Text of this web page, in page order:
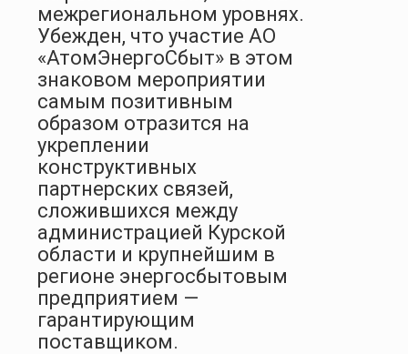
межрегиональном уровнях.
Убежден, что участие АО
«АтомЭнергоСбыт» в этом
знаковом мероприятии
самым позитивным
образом отразится на
укреплении
конструктивных
партнерских связей,
сложившихся между
администрацией Курской
области и крупнейшим в
регионе энергосбытовым
предприятием —
гарантирующим
поставщиком.